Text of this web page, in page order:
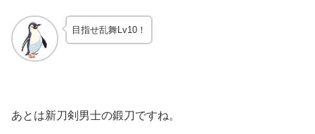
目指せ乱舞Lv10！
あとは新刀剣男士の鍛刀ですね。